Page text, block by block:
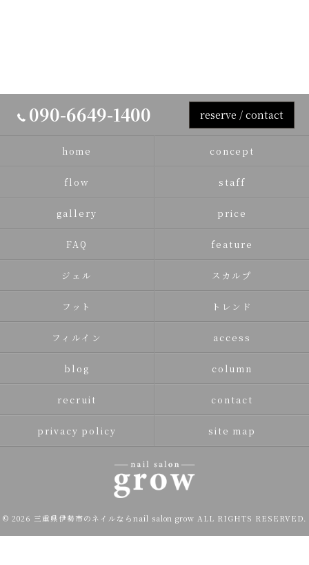
090-6649-1400 reserve / contact
home concept
flow staff
gallery price
FAQ feature
ジェル スカルプ
フット トレンド
フィルイン access
blog column
recruit contact
privacy policy site map
© 2026 三重県伊勢市のネイルならnail salon grow ALL RIGHTS RESERVED.